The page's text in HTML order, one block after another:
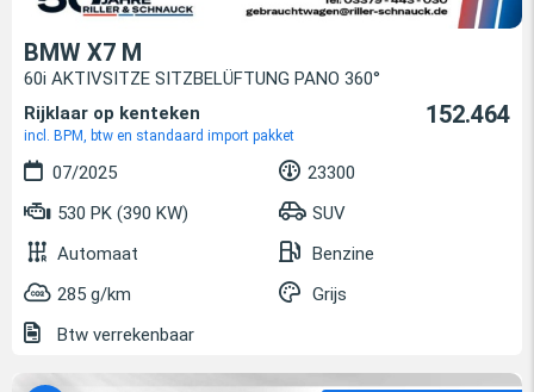
BMW X7 M
60i AKTIVSITZE SITZBELÜFTUNG PANO 360°
Rijklaar op kenteken
incl. BPM, btw en standaard import pakket
152.464
07/2025
23300
530 PK (390 KW)
SUV
Automaat
Benzine
285 g/km
Grijs
Btw verrekenbaar